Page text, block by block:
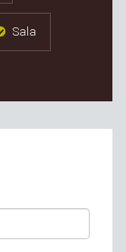
Sala